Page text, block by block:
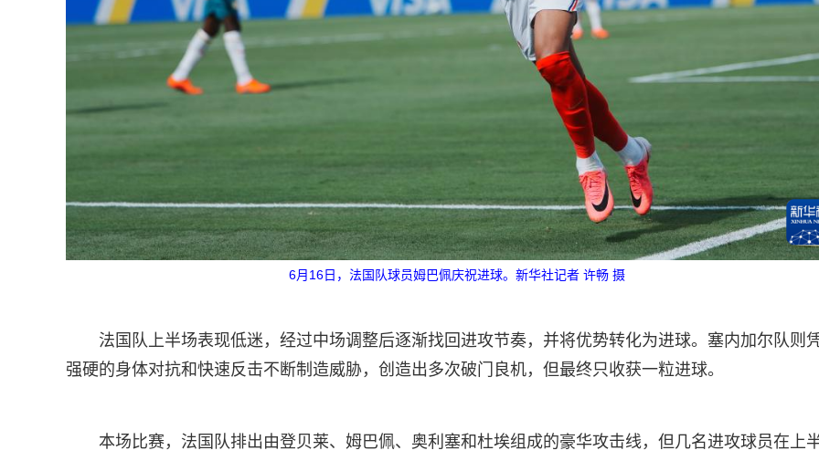
6月16日，法国队球员姆巴佩庆祝进球。新华社记者 许畅 摄
法国队上半场表现低迷，经过中场调整后逐渐找回进攻节奏，并将优势转化为进球。塞内加尔队则
强硬的身体对抗和快速反击不断制造威胁，创造出多次破门良机，但最终只收获一粒进球。
本场比赛，法国队排出由登贝莱、姆巴佩、奥利塞和杜埃组成的豪华攻击线，但几名进攻球员在上